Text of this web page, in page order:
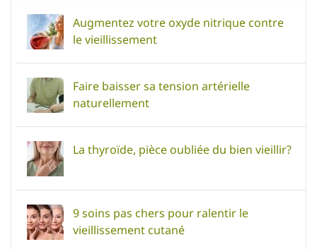
Augmentez votre oxyde nitrique contre
le vieillissement
Faire baisser sa tension artérielle
naturellement
La thyroïde, pièce oubliée du bien vieillir?
9 soins pas chers pour ralentir le
vieillissement cutané